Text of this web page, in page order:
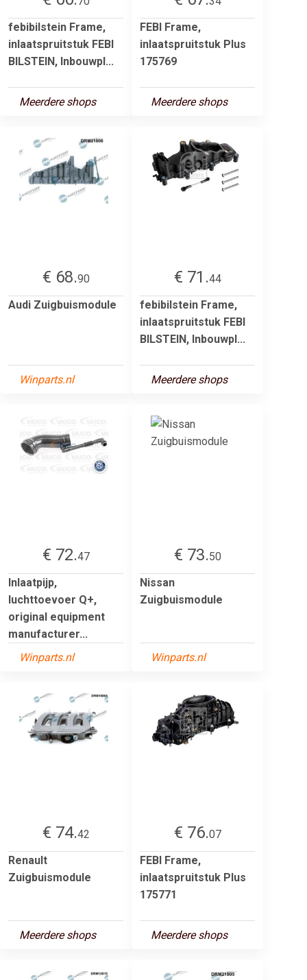
febibilstein Frame,
inlaatspruitstuk FEBI
BILSTEIN, Inbouwpl...
Meerdere shops
FEBI Frame,
inlaatspruitstuk Plus
175769
Meerdere shops
€ 68.90
Audi Zuigbuismodule
Winparts.nl
€ 71.44
febibilstein Frame,
inlaatspruitstuk FEBI
BILSTEIN, Inbouwpl...
Meerdere shops
€ 72.47
Inlaatpijp,
luchttoevoer Q+,
original equipment
manufacturer...
Winparts.nl
€ 73.50
Nissan
Zuigbuismodule
Winparts.nl
€ 74.42
Renault
Zuigbuismodule
Meerdere shops
€ 76.07
FEBI Frame,
inlaatspruitstuk Plus
175771
Meerdere shops